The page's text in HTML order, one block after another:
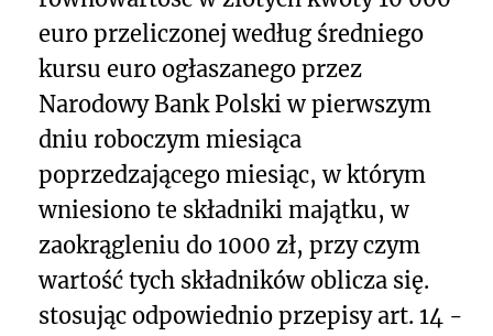
euro przeliczonej według średniego
kursu euro ogłaszanego przez
Narodowy Bank Polski w pierwszym
dniu roboczym miesiąca
poprzedzającego miesiąc, w którym
wniesiono te składniki majątku, w
zaokrągleniu do 1000 zł, przy czym
wartość tych składników oblicza się.
stosując odpowiednio przepisy art. 14 -